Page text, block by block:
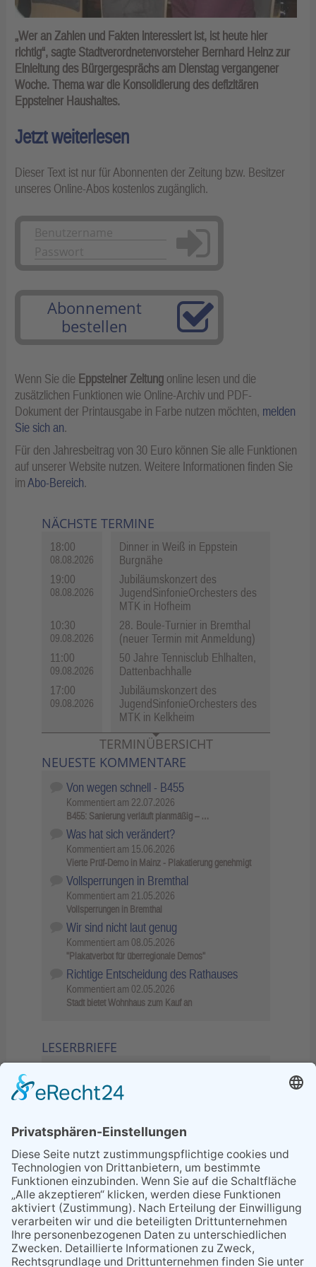
„Wer an Zahlen und Fakten interessiert ist, ist heute hier
richtig“, sagte Stadtverordnetenvorsteher Bernhard Heinz zur
Einleitung des Bürgergesprächs am Dienstag vergangener
Woche. Thema war die Konsolidierung des defizitären
Eppsteiner Haushaltes.
Jetzt weiterlesen
Dieser Text ist nur für Abonnenten der Zeitung bzw. Besitzer
unseres Online-Abos kostenlos zugänglich.
Anmelden
Abonnement
bestellen
Wenn Sie die Eppsteiner Zeitung online lesen und die
zusätzlichen Funktionen wie Online-Archiv und PDF-
Dokument der Printausgabe in Farbe nutzen möchten, melden
Sie sich an.
Für den Jahresbeitrag von 30 Euro können Sie alle Funktionen
auf unserer Website nutzen. Weitere Informationen finden Sie
imAbo-Bereich.
NÄCHSTE TERMINE
18:00
08.08.2026
Dinner in Weiß in Eppstein
Burgnähe
19:00
08.08.2026
Jubiläumskonzert des
JugendSinfonieOrchesters des
MTK in Hofheim
10:30
09.08.2026
28. Boule-Turnier in Bremthal
(neuer Termin mit Anmeldung)
11:00
09.08.2026
50 Jahre Tennisclub Ehlhalten,
Dattenbachhalle
17:00
09.08.2026
Jubiläumskonzert des
JugendSinfonieOrchesters des
MTK in Kelkheim
TERMINÜBERSICHT
NEUESTE KOMMENTARE
Von wegen schnell - B455
Kommentiert am 22.07.2026
B455: Sanierung verläuft planmäßig – …
Was hat sich verändert?
Kommentiert am 15.06.2026
Vierte Prüf-Demo in Mainz - Plakatierung genehmigt
Vollsperrungen in Bremthal
Kommentiert am 21.05.2026
Vollsperrungen in Bremthal
Wir sind nicht laut genug
Kommentiert am 08.05.2026
"Plakatverbot für überregionale Demos"
Richtige Entscheidung des Rathauses
Kommentiert am 02.05.2026
Stadt bietet Wohnhaus zum Kauf an
LESERBRIEFE
Sperrung B455: Kleiner
Grenzverkehr statt weite Wege
21.04.2026
Wenn Bahn-Computer nicht
miteinander kommunizieren
11.03.2026
"Plakatverbot für überregionale
Demos"
04.02.2026
Gelbe Tonne – Ein kleiner Blick
über den Tellerand